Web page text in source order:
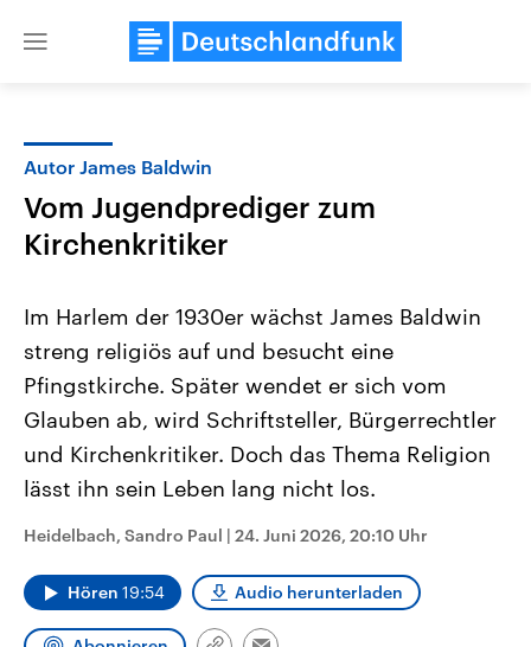
Close
Landtagswahl Sachsen-Anhalt
2026
Alle Informationen
September 2026 einen neuen
Bundesland von einer Koalition aus
CDU, SPD und FDP regiert.-
Wahlprogramme, aktuelle Berichte
und Hintergründe zu den Parteien
Wahl.
USA
Aktuelle Beiträge,
Hintergründe
Wirtschaftlich und
gehören die Vereinigten
mit großem Einfluss auf
aktuelle Weltgeschehen.
Sendungen Programm Podcasts
Autor James Baldwin
Vom Jugendprediger zum
Kirchenkritiker
Im Harlem der 1930er wächst James Baldwin
streng religiös auf und besucht eine
Pfingstkirche. Später wendet er sich vom
Glauben ab, wird Schriftsteller, Bürgerrechtler
und Kirchenkritiker. Doch das Thema Religion
lässt ihn sein Leben lang nicht los.
Heidelbach, Sandro Paul | 24. Juni 2026, 20:10 Uhr
Hören 19:54 Audio herunterladen